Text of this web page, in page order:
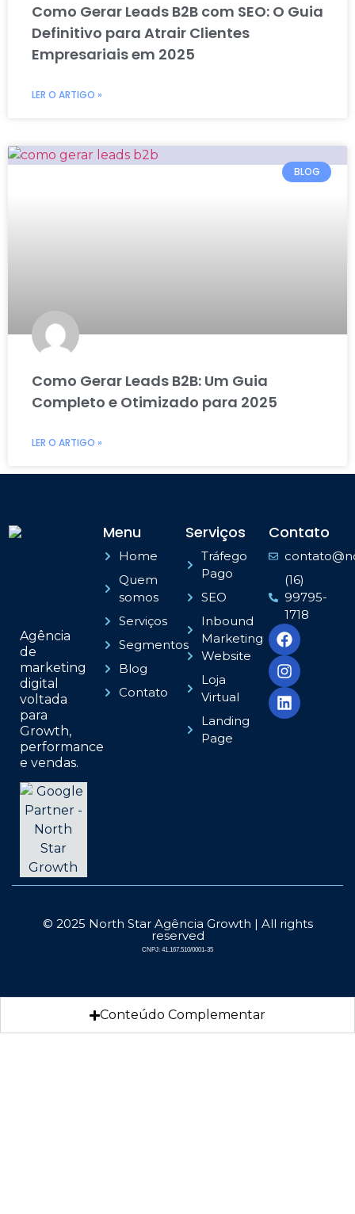
Como Gerar Leads B2B com SEO: O Guia
Definitivo para Atrair Clientes
Empresariais em 2025
LER O ARTIGO »
BLOG
Como Gerar Leads B2B: Um Guia
Completo e Otimizado para 2025
LER O ARTIGO »
Agência
de
marketing
digital
voltada
para
Growth,
performance
e vendas.
Menu
Home
Quem
somos
Serviços
Segmentos
Blog
Contato
Serviços
Tráfego
Pago
SEO
Inbound
Marketing
Website
Loja
Virtual
Landing
Page
Contato
(16)
99795-
1718
© 2025 North Star Agência Growth | All rights
reserved
CNPJ: 41.167.510/0001-35
Conteúdo Complementar